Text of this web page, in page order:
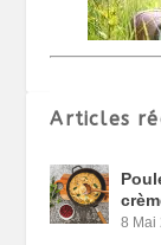
Articles
8 Mai